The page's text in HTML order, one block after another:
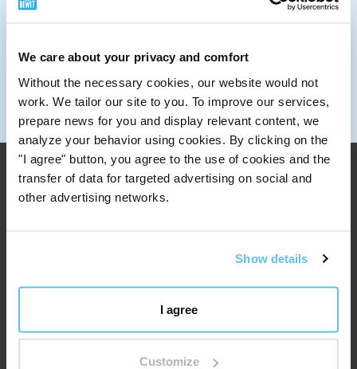
We care about your privacy and comfort
Without the necessary cookies, our website would not
work. We tailor our site to you. To improve our services,
prepare news for you and display relevant content, we
analyze your behavior using cookies. By clicking on the
"I agree" button, you agree to the use of cookies and the
transfer of data for targeted advertising on social and
other advertising networks.
Show details
I agree
Customize
LLÁMANOS
+420 552 305 105
HORARIO DE APERTURA
Lunes a viernes: 7:30 - 15:00